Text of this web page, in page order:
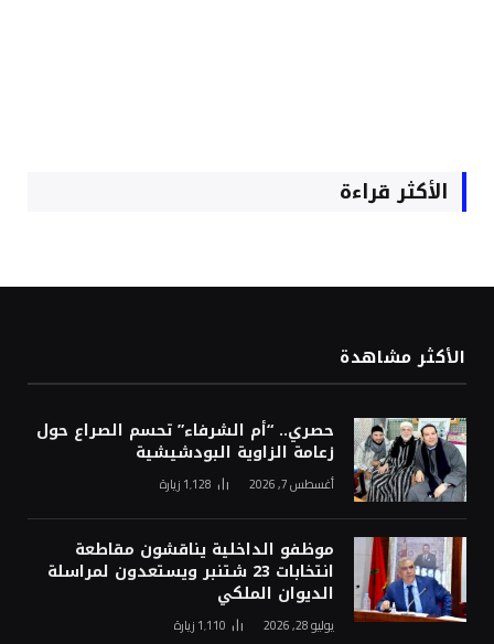
الأكثر قراءة
الأكثر مشاهدة
حصري.. “أم الشرفاء” تحسم الصراع حول
زعامة الزاوية البودشيشية
أغسطس 7, 2026 1٬128 زيارة
موظفو الداخلية يناقشون مقاطعة
انتخابات 23 شتنبر ويستعدون لمراسلة
الديوان الملكي
يوليو 28, 2026 1٬110 زيارة